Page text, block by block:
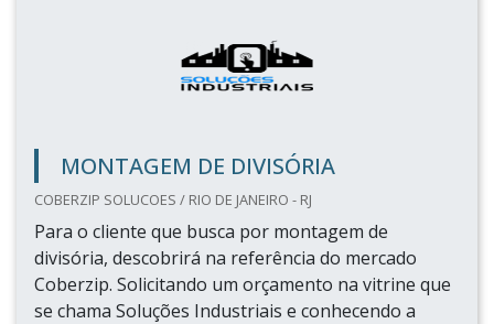
MONTAGEM DE DIVISÓRIA
COBERZIP SOLUCOES / RIO DE JANEIRO - RJ
Para o cliente que busca por montagem de
divisória, descobrirá na referência do mercado
Coberzip. Solicitando um orçamento na vitrine que
se chama Soluções Industriais e conhecendo a